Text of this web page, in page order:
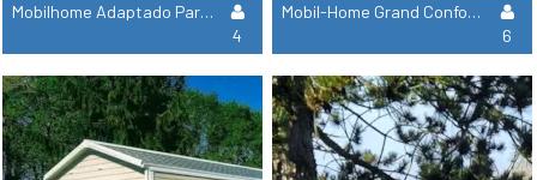
Mobilhome Adaptado Para Personas Con Movilidad Reducida
4
Mobil-Home Grand Confort - 3 Habitaciones 1 Baño - Tv
6